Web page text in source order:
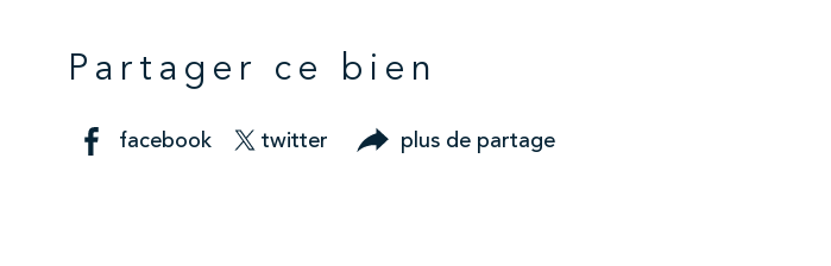
Partager ce bien
facebook twitter plus de partage